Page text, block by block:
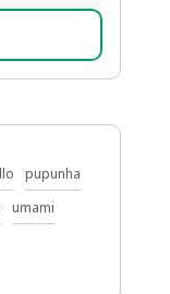
pupunha
umami